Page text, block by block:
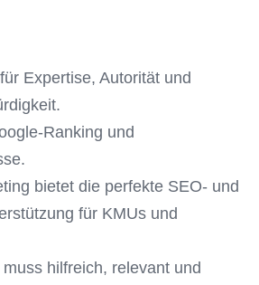
Expertise, Autorität und
Ranking und
bietet die perfekte SEO- und
für KMUs und
hilfreich, relevant und